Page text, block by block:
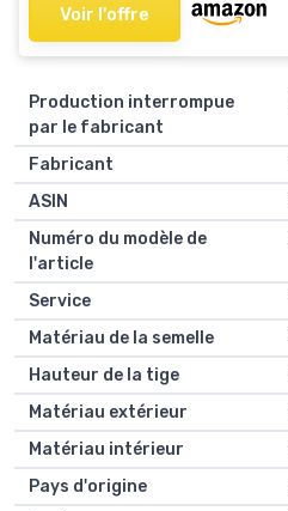
Voir l'offre
Production interrompue
par le fabricant
Fabricant
ASIN
Numéro du modèle de
l'article
Service
Matériau de la semelle
Hauteur de la tige
Matériau extérieur
Matériau intérieur
Pays d'origine